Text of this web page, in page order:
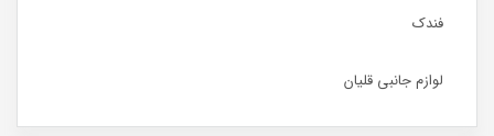
فندک
لوازم جانبی قلیان